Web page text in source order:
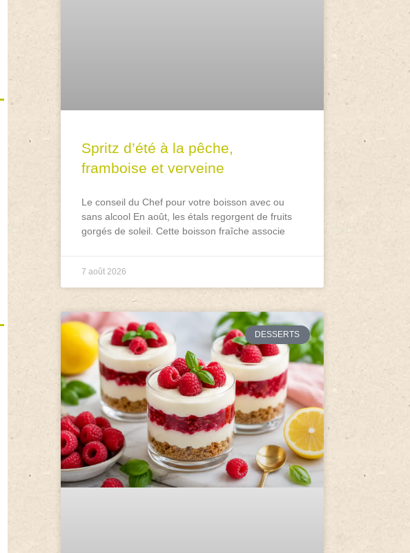
Spritz d’été à la pêche,
framboise et verveine
Le conseil du Chef pour votre boisson avec ou
sans alcool En août, les étals regorgent de fruits
gorgés de soleil. Cette boisson fraîche associe
7 août 2026
DESSERTS